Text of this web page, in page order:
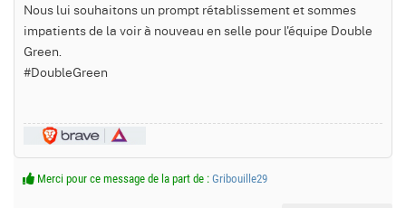
Nous lui souhaitons un prompt rétablissement et sommes
impatients de la voir à nouveau en selle pour l'équipe Double
Green.
#DoubleGreen
Merci pour ce message de la part de : Gribouille29